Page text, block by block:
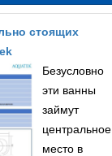
стоящих
Безусловно
эти ванны
займут
центральное
место в